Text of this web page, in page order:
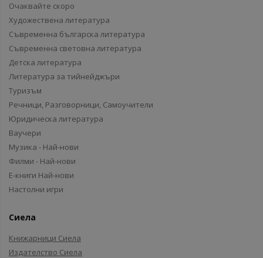
Очаквайте скоро
Художествена литература
Съвременна българска литература
Съвременна световна литература
Детска литература
Литература за тийнейджъри
Туризъм
Речници, Разговорници, Самоучители
Юридическа литература
Ваучери
Музика - Най-нови
Филми - Най-нови
Е-книги Най-нови
Настолни игри
Сиела
Книжарници Сиела
Издателство Сиела